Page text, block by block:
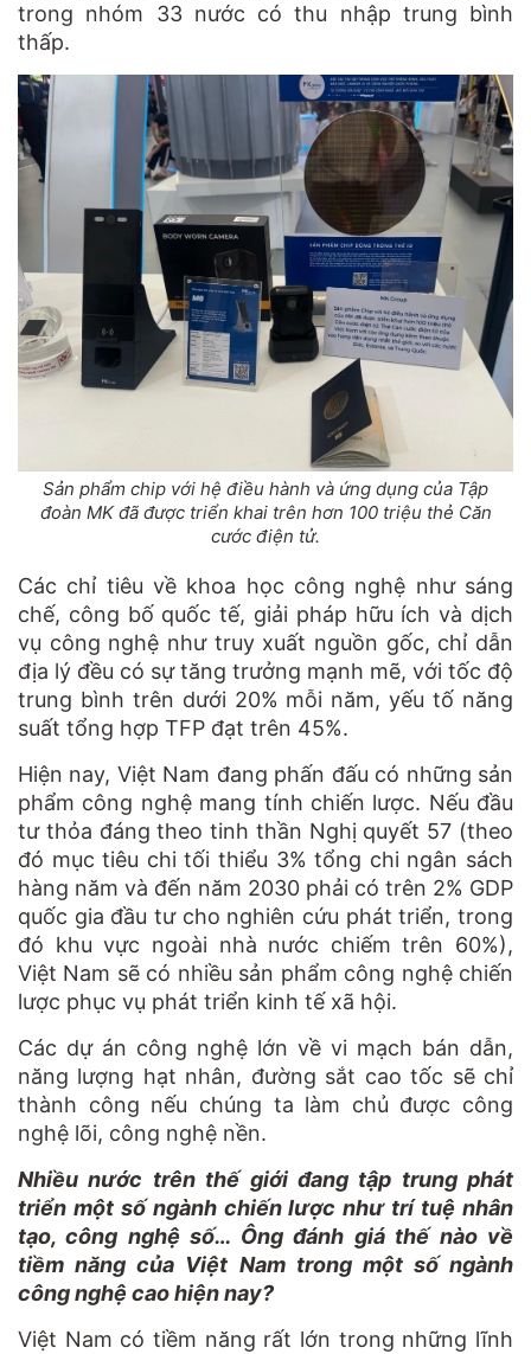
trong nhóm 33 nước có thu nhập trung bình
thấp.
Sản phẩm chip với hệ điều hành và ứng dụng của Tập
đoàn MK đã được triển khai trên hơn 100 triệu thẻ Căn
cước điện tử.
Các chỉ tiêu về khoa học công nghệ như sáng
chế, công bố quốc tế, giải pháp hữu ích và dịch
vụ công nghệ như truy xuất nguồn gốc, chỉ dẫn
địa lý đều có sự tăng trưởng mạnh mẽ, với tốc độ
trung bình trên dưới 20% mỗi năm, yếu tố năng
suất tổng hợp TFP đạt trên 45%.
Hiện nay, Việt Nam đang phấn đấu có những sản
phẩm công nghệ mang tính chiến lược. Nếu đầu
tư thỏa đáng theo tinh thần Nghị quyết 57 (theo
đó mục tiêu chi tối thiểu 3% tổng chi ngân sách
hàng năm và đến năm 2030 phải có trên 2% GDP
quốc gia đầu tư cho nghiên cứu phát triển, trong
đó khu vực ngoài nhà nước chiếm trên 60%),
Việt Nam sẽ có nhiều sản phẩm công nghệ chiến
lược phục vụ phát triển kinh tế xã hội.
Các dự án công nghệ lớn về vi mạch bán dẫn,
năng lượng hạt nhân, đường sắt cao tốc sẽ chỉ
thành công nếu chúng ta làm chủ được công
nghệ lõi, công nghệ nền.
Nhiều nước trên thế giới đang tập trung phát
triển một số ngành chiến lược như trí tuệ nhân
tạo, công nghệ số… Ông đánh giá thế nào về
tiềm năng của Việt Nam trong một số ngành
công nghệ cao hiện nay?
Việt Nam có tiềm năng rất lớn trong những lĩnh